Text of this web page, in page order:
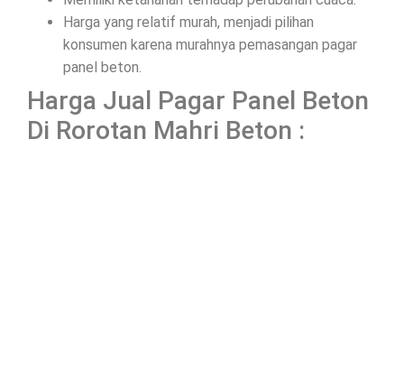
Harga yang relatif murah, menjadi pilihan
konsumen karena murahnya pemasangan pagar
panel beton.
Harga Jual Pagar Panel Beton
Di Rorotan Mahri Beton :